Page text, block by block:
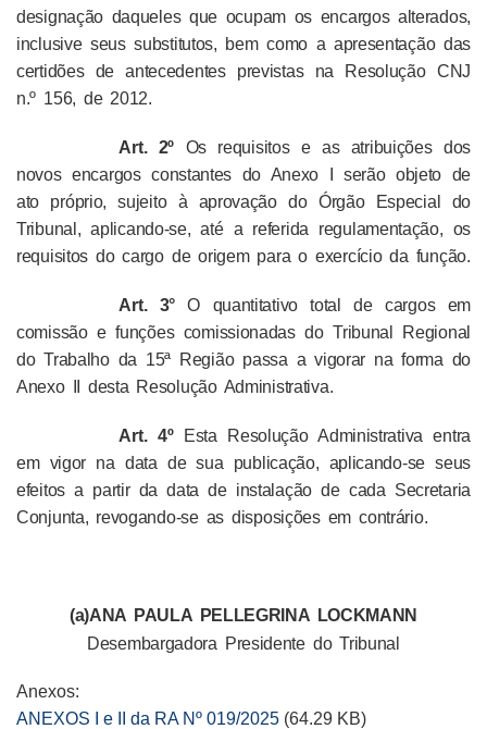
designação daqueles que ocupam os encargos alterados,
inclusive seus substitutos, bem como a apresentação das
certidões de antecedentes previstas na Resolução CNJ
n.º 156, de 2012.
Art. 2º Os requisitos e as atribuições dos
novos encargos constantes do Anexo I serão objeto de
ato próprio, sujeito à aprovação do Órgão Especial do
Tribunal, aplicando-se, até a referida regulamentação, os
requisitos do cargo de origem para o exercício da função.
Art. 3°O quantitativo total de cargos em
comissão e funções comissionadas do Tribunal Regional
do Trabalho da 15ª Região passa a vigorar na forma do
Anexo II desta Resolução Administrativa.
Art. 4ºEsta Resolução Administrativa entra
em vigor na data de sua publicação, aplicando-se seus
efeitos a partir da data de instalação de cada Secretaria
Conjunta, revogando-se as disposições em contrário.
(a)ANA PAULA PELLEGRINA LOCKMANN
Desembargadora Presidente do Tribunal
Anexos:
ANEXOS I e II da RA Nº 019/2025 (64.29 KB)